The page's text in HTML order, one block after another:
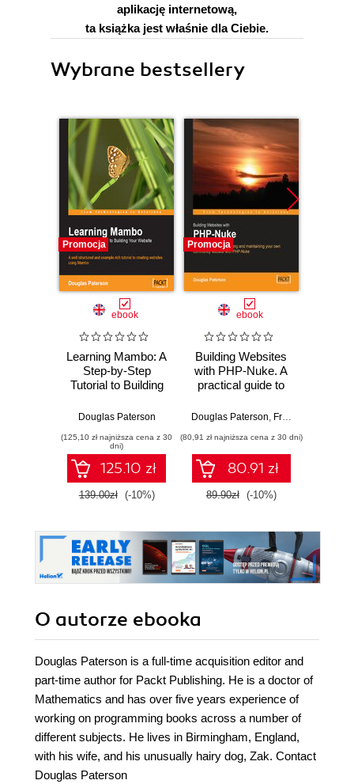
aplikację internetową,
ta książka jest właśnie dla Ciebie.
Wybrane bestsellery
Promocja
ebook
Learning Mambo: A
Step-by-Step
Tutorial to Building
well-structured and
tutorial to creating
websites using
Mambo
Douglas Paterson
(125,10 zł najniższa cena z 30
dni)
125.10 zł
139.00zł (-10%)
Promocja
ebook
Building Websites
with PHP-Nuke. A
practical guide to
maintaining your
website with PHP-
Nuke
Douglas Paterson, Francisco Burzi
(80,91 zł najniższa cena z 30 dni)
80.91 zł
89.90zł (-10%)
O autorze ebooka
Douglas Paterson is a full-time acquisition editor and
part-time author for Packt Publishing. He is a doctor of
Mathematics and has over five years experience of
working on programming books across a number of
different subjects. He lives in Birmingham, England,
with his wife, and his unusually hairy dog, Zak. Contact
Douglas Paterson